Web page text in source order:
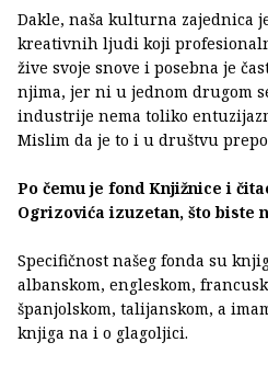
Dakle, naša kulturna zajednica
kreativnih ljudi koji
žive svoje snove i posebna je
njima, jer ni u jednom drugom
industrije nema toliko
Mislim da je to i u društvu
Po čemu je fond Knjižnice i
Ogrizovića izuzetan, što biste
Specifičnost našeg fonda su
albanskom, engleskom,
španjolskom, talijanskom, a
knjiga na i o glagoljici.